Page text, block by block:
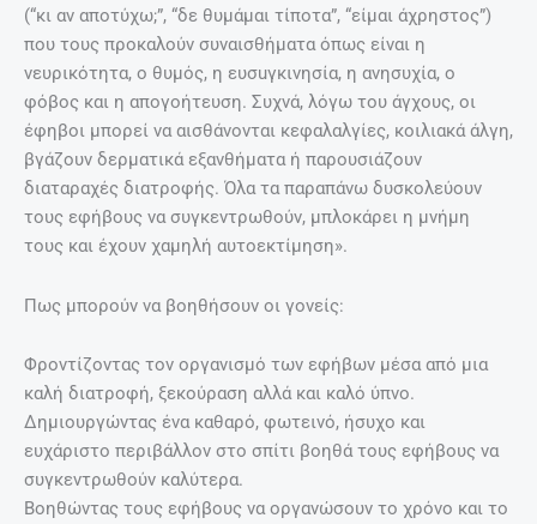
(“κι αν αποτύχω;”, “δε θυμάμαι τίποτα”, “είμαι άχρηστος”)
που τους προκαλούν συναισθήματα όπως είναι η
νευρικότητα, ο θυμός, η ευσuγκινησία, η ανησυχία, ο
φόβος και η απογοήτευση. Συχνά, λόγω του άγχους, οι
έφηβοι μπορεί να αισθάνονται κεφαλαλγίες, κοιλιακά άλγη,
βγάζουν δερματικά εξανθήματα ή παρουσιάζουν
διαταραχές διατροφής. Όλα τα παραπάνω δυσκολεύουν
τους εφήβους να συγκεντρωθούν, μπλοκάρει η μνήμη
τους και έχουν χαμηλή αυτοεκτίμηση».
Πως μπορούν να βοηθήσουν οι γονείς:
Φροντίζοντας τον οργανισμό των εφήβων μέσα από μια
καλή διατροφή, ξεκούραση αλλά και καλό ύπνο.
Δημιουργώντας ένα καθαρό, φωτεινό, ήσυχο και
ευχάριστο περιβάλλον στο σπίτι βοηθά τους εφήβους να
συγκεντρωθούν καλύτερα.
Βοηθώντας τους εφήβους να οργανώσουν το χρόνο και το